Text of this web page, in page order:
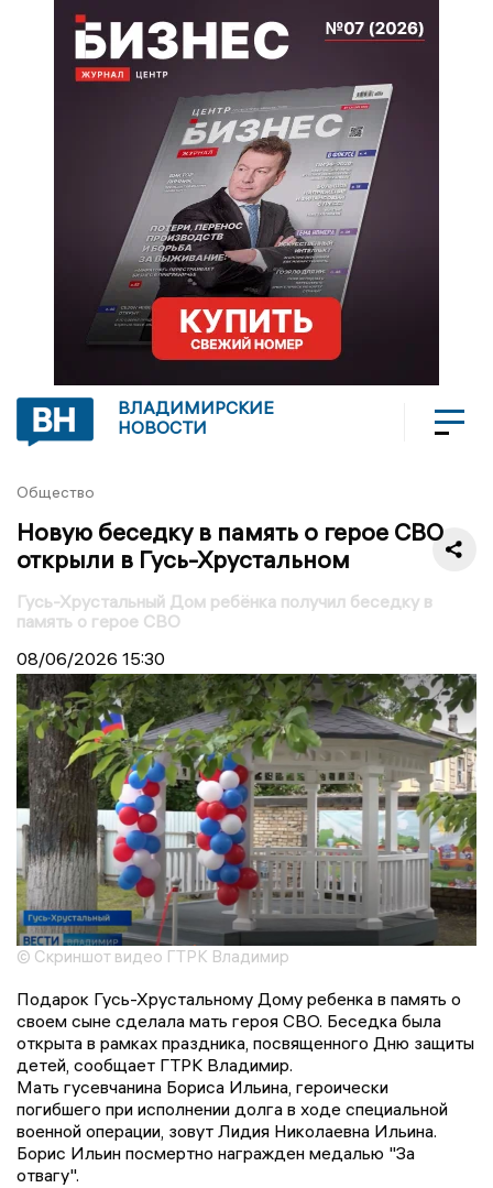
ВЛАДИМИРСКИЕ
НОВОСТИ
Общество
Новую беседку в память о герое СВО
открыли в Гусь-Хрустальном
Гусь-Хрустальный Дом ребёнка получил беседку в
память о герое СВО
08/06/2026 15:30
© Скриншот видео ГТРК Владимир
Подарок Гусь-Хрустальному Дому ребенка в память о
своем сыне сделала мать героя СВО. Беседка была
открыта в рамках праздника, посвященного Дню защиты
детей, сообщает ГТРК Владимир.
Мать гусевчанина Бориса Ильина, героически
погибшего при исполнении долга в ходе специальной
военной операции, зовут Лидия Николаевна Ильина.
Борис Ильин посмертно награжден медалью "За
отвагу".